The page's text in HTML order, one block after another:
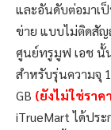
และอันดับต่อมาเป็
ข่าย แบบไม่ติดสัญ
ศูนย์ทรูมูฟ เอช นั้
สำหรับรุ่นความจุ
GB (ยังไม่ใช่ราค
iTrueMart ได้ประ